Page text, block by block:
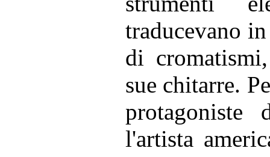
traducevano
di
sue chitarre.
l'artista